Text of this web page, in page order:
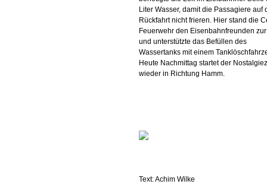
Liter Wasser, damit die Passagiere auf
Rückfahrt nicht frieren. Hier stand die
Feuerwehr den Eisenbahnfreunden
und unterstützte das Befüllen des
Wassertanks mit einem
Heute Nachmittag startet der
wieder in Richtung Hamm.
Text: Achim Wilke